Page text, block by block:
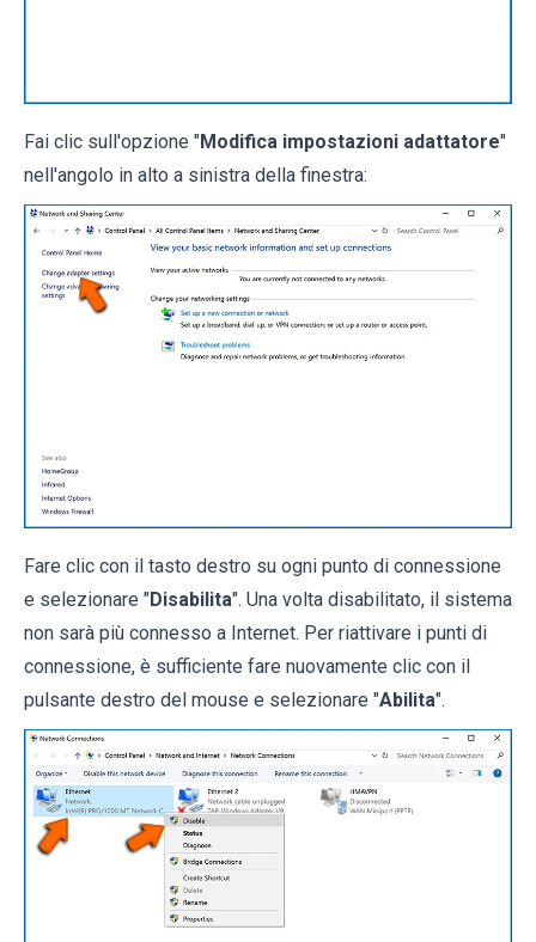
Fai clic sull'opzione "Modifica impostazioni adattatore"
nell'angolo in alto a sinistra della finestra:
Fare clic con il tasto destro su ogni punto di connessione
e selezionare "Disabilita". Una volta disabilitato, il sistema
non sarà più connesso a Internet. Per riattivare i punti di
connessione, è sufficiente fare nuovamente clic con il
pulsante destro del mouse e selezionare "Abilita".